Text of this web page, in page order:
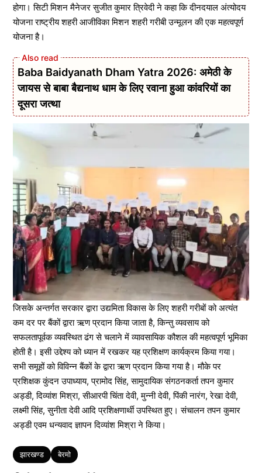
होगा। सिटी मिशन मैनेजर सुजीत कुमार त्रिवेदी ने कहा कि दीनदयाल अंत्योदय
योजना राष्ट्रीय शहरी आजीविका मिशन शहरी गरीबी उन्मूलन की एक महत्वपूर्ण
योजना है।
Baba Baidyanath Dham Yatra 2026: अमेठी के
जायस से बाबा बैद्यनाथ धाम के लिए रवाना हुआ कांवरियों का
दूसरा जत्था
जिसके अन्तर्गत सरकार द्वारा उद्यमिता विकास के लिए शहरी गरीबों को अत्यंत
कम दर पर बैंकों द्वारा ऋण प्रदान किया जाता है, किन्तु व्यवसाय को
सफलतापूर्वक व्यवस्थित ढंग से चलाने में व्यावसायिक कौशल की महत्वपूर्ण भूमिका
होती है। इसी उद्देश्य को ध्यान में रखकर यह प्रशिक्षण कार्यक्रम किया गया।
सभी समूहों को विविन्न बैंकों के द्वारा ऋण प्रदान किया गया है। मौके पर
प्रशिक्षक कुंदन उपाध्याय, प्रामोद सिंह, सामुदायिक संगठनकर्ता तपन कुमार
अड्डी, दिव्यांश मिश्रा, सीआरपी चिंता देवी, मुन्नी देवी, पिंकी नारंग, रेखा देवी,
लक्ष्मी सिंह, सुनीता देवी आदि प्रशिक्षणार्थी उपस्थित हुए। संचालन तपन कुमार
अड्डी एवम धन्यवाद ज्ञापन दिव्यांश मिश्रा ने किया।
Tags
झारखण्ड बेरमो